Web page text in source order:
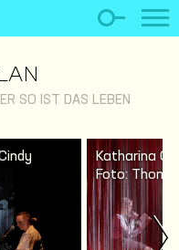
SO IST DAS LEBEN
Katharina
Foto: